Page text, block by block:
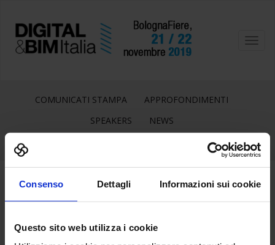
Consenso Dettagli Informazioni sui cookie
Questo sito web utilizza i cookie
COMUNICATI STAMPA
APPROFONDIMENTI
SPEAKERS
NEWS